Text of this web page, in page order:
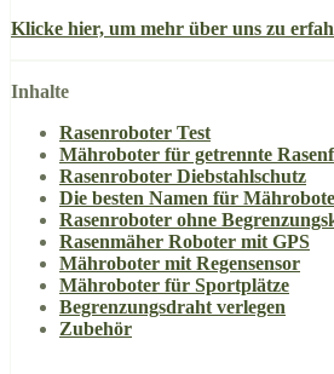
Klicke hier, um mehr über uns zu
Inhalte
Rasenroboter Test
Mähroboter für getrennte
Rasenroboter Diebstahlschutz
Die besten Namen für
Rasenroboter ohne
Rasenmäher Roboter mit GPS
Mähroboter mit Regensensor
Mähroboter für Sportplätze
Begrenzungsdraht verlegen
Zubehör